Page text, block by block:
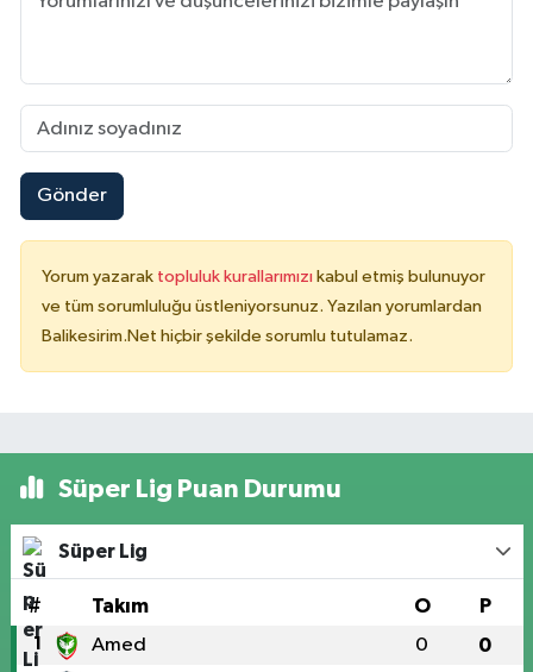
Gönder
Yorum yazarak topluluk kurallarımızı kabul etmiş bulunuyor
ve tüm sorumluluğu üstleniyorsunuz. Yazılan yorumlardan
Balikesirim.Net hiçbir şekilde sorumlu tutulamaz.
Süper Lig Puan Durumu
Süper Lig
# Takım O P
1 Amed 0 0